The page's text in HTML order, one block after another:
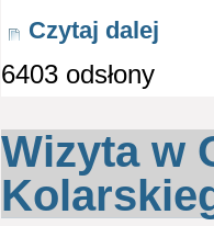
Czytaj dalej
6403 odsłony
Wizyta w